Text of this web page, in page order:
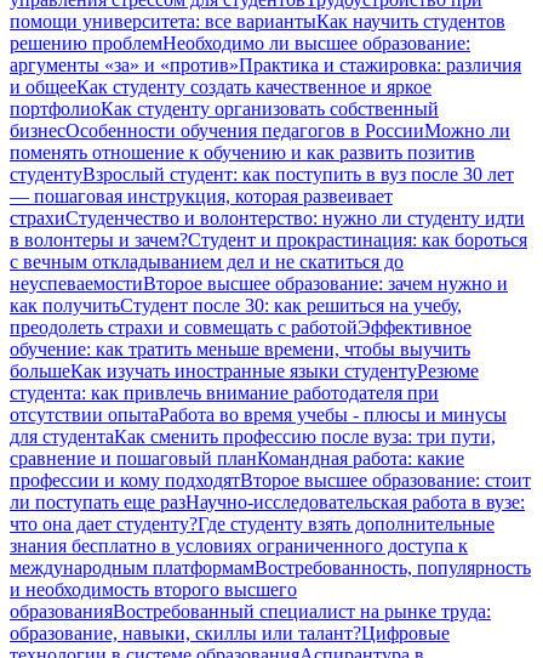
помощи университета: все вариантыКак научить студентов
решению проблемНеобходимо ли высшее образование:
аргументы «за» и «против»Практика и стажировка: различия
и общееКак студенту создать качественное и яркое
портфолиоКак студенту организовать собственный
бизнесОсобенности обучения педагогов в РоссииМожно ли
поменять отношение к обучению и как развить позитив
студентуВзрослый студент: как поступить в вуз после 30 лет
— пошаговая инструкция, которая развеивает
страхиСтуденчество и волонтерство: нужно ли cтуденту идти
в волонтеры и зачем?Студент и прокрастинация: как бороться
с вечным откладыванием дел и не скатиться до
неуспеваемостиВторое высшее образование: зачем нужно и
как получитьСтудент после 30: как решиться на учебу,
преодолеть страхи и совмещать с работойЭффективное
обучение: как тратить меньше времени, чтобы выучить
большеКак изучать иностранные языки студентуРезюме
студента: как привлечь внимание работодателя при
отсутствии опытаРабота во время учебы - плюсы и минусы
для студентаКак сменить профессию после вуза: три пути,
сравнение и пошаговый планКомандная работа: какие
профессии и кому подходятВторое высшее образование: стоит
ли поступать еще разНаучно-исследовательская работа в вузе:
что она дает студенту?Где студенту взять дополнительные
знания бесплатно в условиях ограниченного доступа к
международным платформамВостребованность, популярность
и необходимость второго высшего
образованияВостребованный специалист на рынке труда:
образование, навыки, скиллы или талант?Цифровые